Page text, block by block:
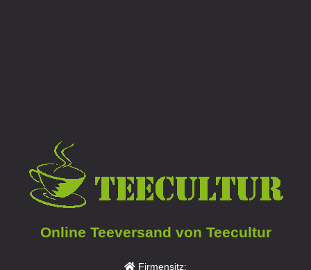
Online Teeversand von Teecultur
Firmensitz: